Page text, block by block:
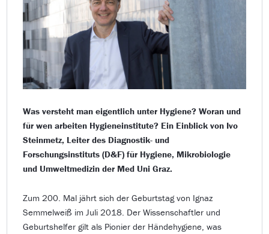
Was versteht man eigentlich unter Hygiene? Woran und
für wen arbeiten Hygieneinstitute? Ein Einblick von Ivo
Steinmetz, Leiter des Diagnostik- und
Forschungsinstituts (D&F) für Hygiene, Mikrobiologie
und Umweltmedizin der Med Uni Graz.
Zum 200. Mal jährt sich der Geburtstag von Ignaz
Semmelweiß im Juli 2018. Der Wissenschaftler und
Geburtshelfer gilt als Pionier der Händehygiene, was